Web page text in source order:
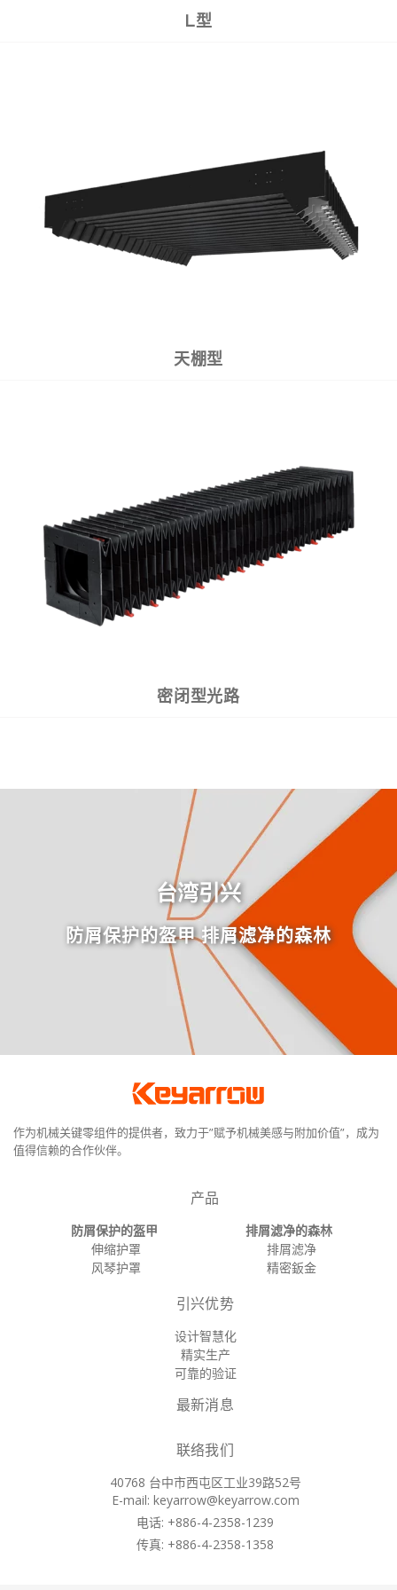
L型
天棚型
密闭型光路
台湾引兴
防屑保护的盔甲 排屑滤净的森林
作为机械关键零组件的提供者，致力于”赋予机械美感与附加价值”，成为
值得信赖的合作伙伴。
产品
防屑保护的盔甲
伸缩护罩
风琴护罩
排屑滤净的森林
排屑滤净
精密鈑金
引兴优势
设计智慧化
精实生产
可靠的验证
最新消息
联络我们
40768 台中市西屯区工业39路52号
E-mail: keyarrow@keyarrow.com
电话: +886-4-2358-1239
传真: +886-4-2358-1358